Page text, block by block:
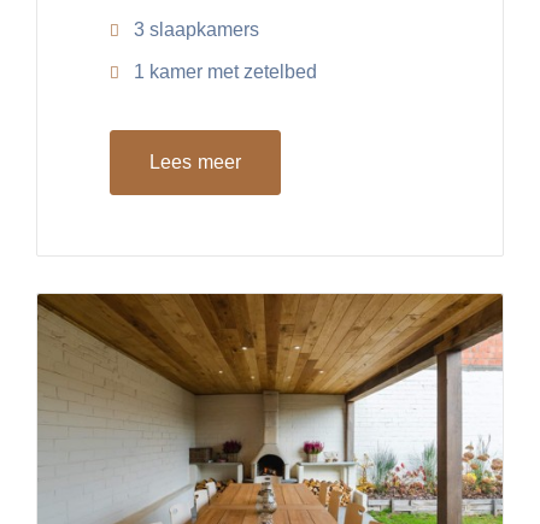
3 slaapkamers
1 kamer met zetelbed
Lees meer